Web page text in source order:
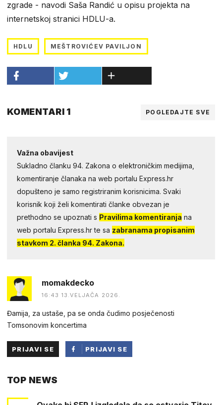
zgrade - navodi Saša Randić u opisu projekta na
internetskoj stranici HDLU-a.
HDLU MEŠTROVIĆEV PAVILJON
KOMENTARI 1 POGLEDAJTE SVE
Važna obavijest
Sukladno članku 94. Zakona o elektroničkim medijima,
komentiranje članaka na web portalu Express.hr
dopušteno je samo registriranim korisnicima. Svaki
korisnik koji želi komentirati članke obvezan je
prethodno se upoznati s Pravilima komentiranja na
web portalu Express.hr te sa zabranama propisanim
stavkom 2. članka 94. Zakona.
momakdecko
16:43 13.VELJAČA 2026.
Đamija, za ustaše, pa se onda čudimo posječenosti
Tomsonovim koncertima
PRIJAVI SE
PRIJAVI SE
TOP NEWS